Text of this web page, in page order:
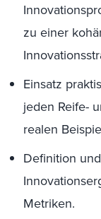
zu einer
Einsatz
jeden Reife-
realen
Definition
Metriken.